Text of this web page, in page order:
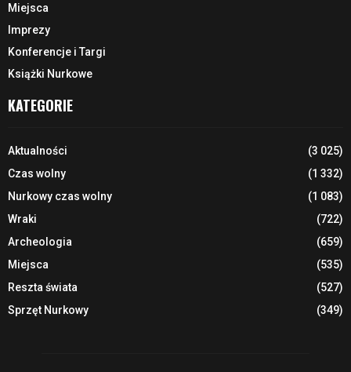
Miejsca
Imprezy
Konferencje i Targi
Książki Nurkowe
KATEGORIE
Aktualności
(3 025)
Czas wolny
(1 332)
Nurkowy czas wolny
(1 083)
Wraki
(722)
Archeologia
(659)
Miejsca
(535)
Reszta świata
(527)
Sprzęt Nurkowy
(349)